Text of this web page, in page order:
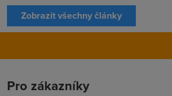
Zobrazit všechny články
Pro zákazníky